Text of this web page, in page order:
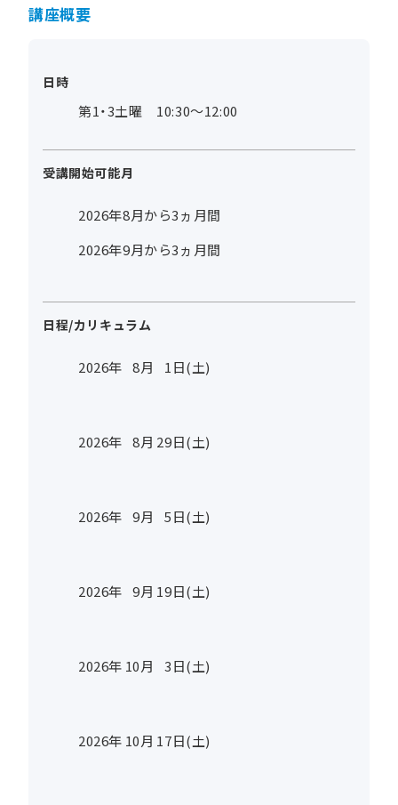
講座概要
日時
第1・3土曜 10:30～12:00
受講開始可能月
2026年8月から3ヵ月間
2026年9月から3ヵ月間
日程/カリキュラム
2026年 8月 1日(土)
2026年 8月 29日(土)
2026年 9月 5日(土)
2026年 9月 19日(土)
2026年 10月 3日(土)
2026年 10月 17日(土)